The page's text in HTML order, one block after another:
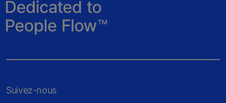
Suivez-nous